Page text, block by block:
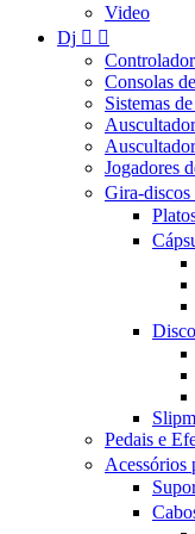
Video
Dj  
Consolas
Sistemas
Jogadores
Gira-discos
Pedais e
Acessórios